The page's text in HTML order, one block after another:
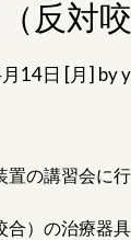
反対
14日 [月] by
置の講習会に
）の治療器具